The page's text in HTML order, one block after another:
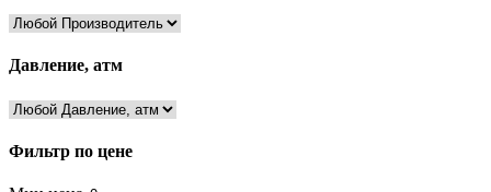
Давление, атм
Фильтр по цене